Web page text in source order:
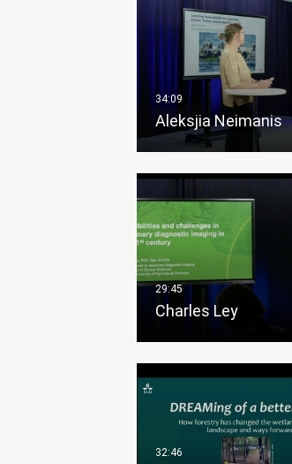
Aleksjia Neimanis
Charles Ley